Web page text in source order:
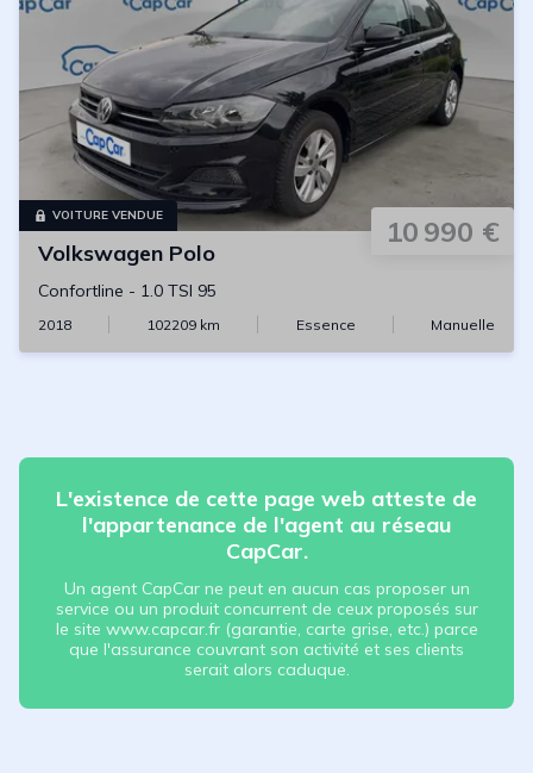
VOITURE VENDUE 10 990 €
Volkswagen Polo
Confortline - 1.0 TSI 95
2018 102209 km Essence Manuelle
L'existence de cette page web atteste de
l'appartenance de l'agent au réseau
CapCar.
Un agent CapCar ne peut en aucun cas proposer un
service ou un produit concurrent de ceux proposés sur
le site www.capcar.fr (garantie, carte grise, etc.) parce
que l'assurance couvrant son activité et ses clients
serait alors caduque.